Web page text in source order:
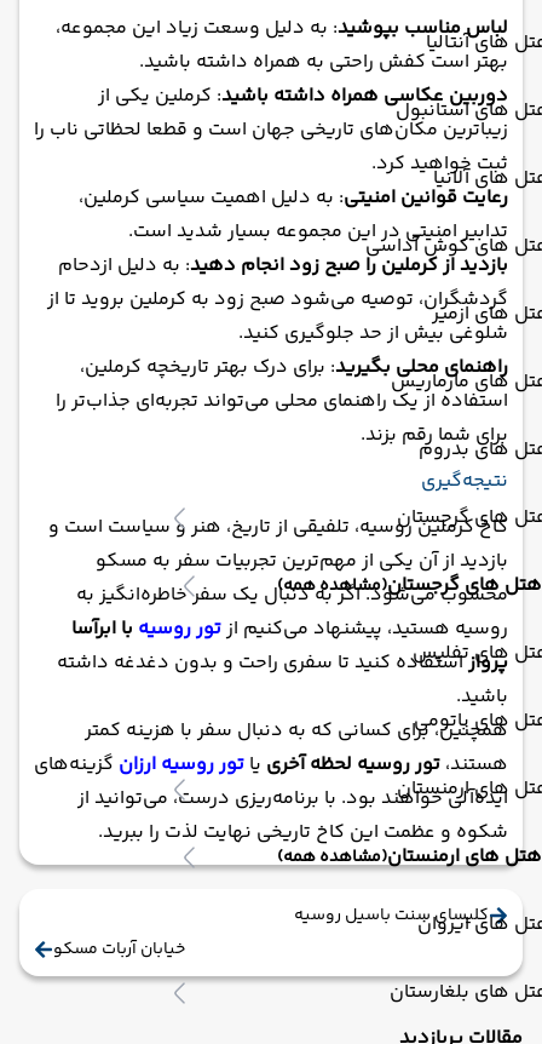
های آنتالیا
های استانبول
های آلانیا
های کوش آداسی
های ازمیر
های مارماریس
های بدروم
های گرجستان
هتل های گرجستان(مشاهده همه)
های تفلیس
های باتومی
های ارمنستان
هتل های ارمنستان(مشاهده همه)
های ایروان
های بلغارستان
لباس مناسب بپوشید: به دلیل وسعت زیاد این مجموعه،
بهتر است کفش راحتی به همراه داشته باشید.
دوربین عکاسی همراه داشته باشید: کرملین یکی از
زیباترین مکان‌های تاریخی جهان است و قطعا لحظاتی ناب را
ثبت خواهید کرد.
رعایت قوانین امنیتی: به دلیل اهمیت سیاسی کرملین،
تدابیر امنیتی در این مجموعه بسیار شدید است.
بازدید از کرملین را صبح زود انجام دهید: به دلیل ازدحام
گردشگران، توصیه می‌شود صبح زود به کرملین بروید تا از
شلوغی بیش از حد جلوگیری کنید.
راهنمای محلی بگیرید: برای درک بهتر تاریخچه کرملین،
استفاده از یک راهنمای محلی می‌تواند تجربه‌ای جذاب‌تر را
برای شما رقم بزند.
نتیجه‌گیری
کاخ کرملین روسیه، تلفیقی از تاریخ، هنر و سیاست است و
بازدید از آن یکی از مهم‌ترین تجربیات سفر به مسکو
محسوب می‌شود. اگر به دنبال یک سفر خاطره‌انگیز به
روسیه هستید، پیشنهاد می‌کنیم ازتور روسیه با ابرآسا
پروازاستفاده کنید تا سفری راحت و بدون دغدغه داشته
باشید.
همچنین، برای کسانی که به دنبال سفر با هزینه کمتر
هستند، تور روسیه لحظه آخری یا تور روسیه ارزان گزینه‌های
ایده‌آلی خواهند بود. با برنامه‌ریزی درست، می‌توانید از
شکوه و عظمت این کاخ تاریخی نهایت لذت را ببرید.
کلیسای سنت باسیل روسیه
خیابان آربات مسکو